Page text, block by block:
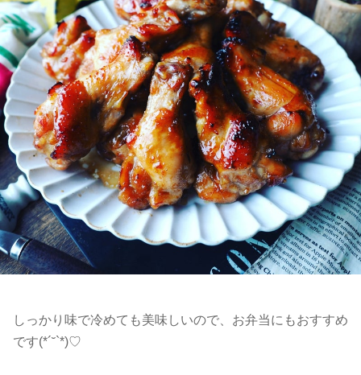
しっかり味で冷めても美味しいので、お弁当にもおすすめ
です(*´˘`*)♡